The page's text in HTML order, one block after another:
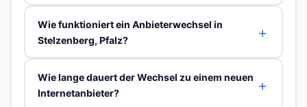
Wie funktioniert ein Anbieterwechsel in
Stelzenberg, Pfalz?
Wie lange dauert der Wechsel zu einem neuen
Internetanbieter?